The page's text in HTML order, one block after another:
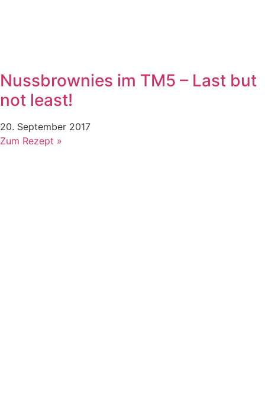
Nussbrownies im TM5 – Last but
not least!
20. September 2017
Zum Rezept »